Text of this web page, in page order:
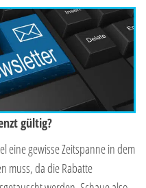
gültig?
eine gewisse Zeitspanne in dem
muss, da die Rabatte